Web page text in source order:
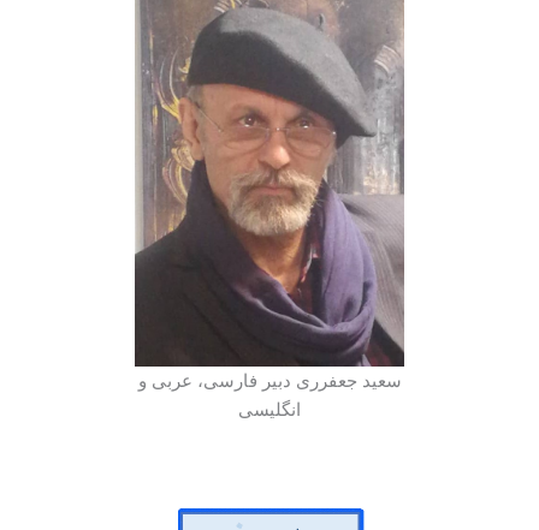
سعید جعفرری دبیر فارسی، عربی و
انگلیسی